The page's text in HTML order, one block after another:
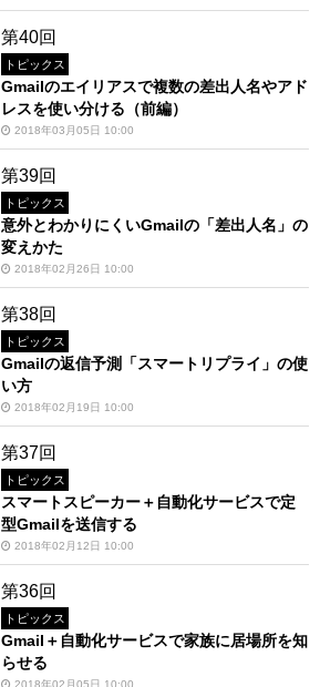
第40回
トピックス
Gmailのエイリアスで複数の差出人名やアド
レスを使い分ける（前編）
2018年03月05日 10:00
第39回
トピックス
意外とわかりにくいGmailの「差出人名」の
変えかた
2018年02月26日 10:00
第38回
トピックス
Gmailの返信予測「スマートリプライ」の使
い方
2018年02月19日 10:00
第37回
トピックス
スマートスピーカー＋自動化サービスで定
型Gmailを送信する
2018年02月12日 10:00
第36回
トピックス
Gmail＋自動化サービスで家族に居場所を知
らせる
2018年02月05日 10:00